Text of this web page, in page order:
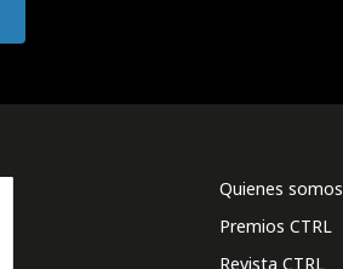
Quienes somos
Premios CTRL
Revista CTRL